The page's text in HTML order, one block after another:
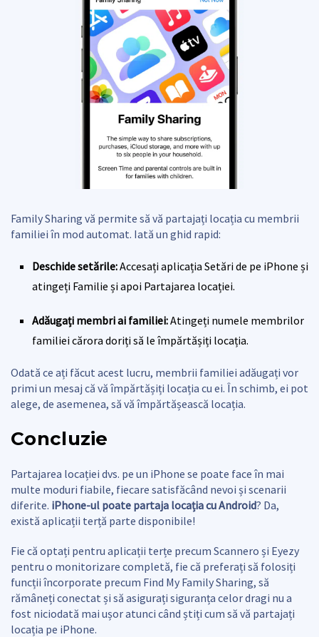
Family Sharing vă permite să vă partajați locația cu membrii
familiei în mod automat. Iată un ghid rapid:
Deschide setările:Accesați aplicația Setări de pe iPhone și
atingeți Familie și apoi Partajarea locației.
Adăugați membri ai familiei:Atingeți numele membrilor
familiei cărora doriți să le împărtășiți locația.
Odată ce ați făcut acest lucru, membrii familiei adăugați vor
primi un mesaj că vă împărtășiți locația cu ei. În schimb, ei pot
alege, de asemenea, să vă împărtășească locația.
Concluzie
Partajarea locației dvs. pe un iPhone se poate face în mai
multe moduri fiabile, fiecare satisfăcând nevoi și scenarii
diferite. iPhone-ul poate partaja locația cu Android? Da,
există aplicații terță parte disponibile!
Fie că optați pentru aplicații terțe precum Scannero și Eyezy
pentru o monitorizare completă, fie că preferați să folosiți
funcții încorporate precum Find My Family Sharing, să
rămâneți conectat și să asigurați siguranța celor dragi nu a
fost niciodată mai ușor atunci când știți cum să vă partajați
locația pe iPhone.